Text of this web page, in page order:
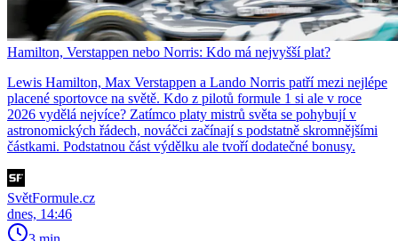
Hamilton, Verstappen nebo Norris: Kdo má nejvyšší plat?
Lewis Hamilton, Max Verstappen a Lando Norris patří mezi nejlépe
placené sportovce na světě. Kdo z pilotů formule 1 si ale v roce
2026 vydělá nejvíce? Zatímco platy mistrů světa se pohybují v
astronomických řádech, nováčci začínají s podstatně skromnějšími
částkami. Podstatnou část výdělku ale tvoří dodatečné bonusy.
SvětFormule.cz
dnes, 14:46